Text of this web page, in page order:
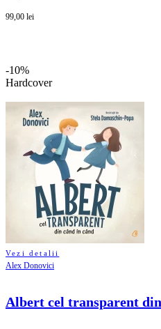
99,00 lei
-10%
Hardcover
Vezi detalii
Alex Donovici
Albert cel transparent